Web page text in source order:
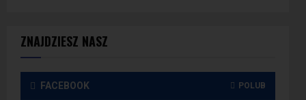
ZNAJDZIESZ NASZ
FACEBOOK POLUB